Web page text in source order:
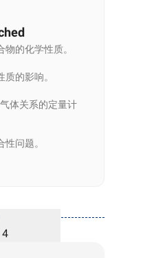
的化学性质。
的影响。
体关系的定量计
问题。
4